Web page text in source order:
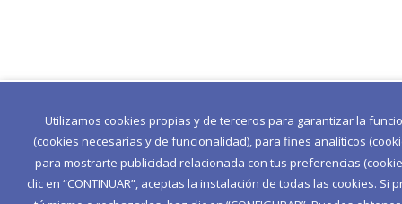
Utilizamos cookies propias y de terceros para garantizar la
(cookies necesarias y de funcionalidad), para fines analíticos
para mostrarte publicidad relacionada con tus preferencias
clic en “CONTINUAR”, aceptas la instalación de todas las cookies.